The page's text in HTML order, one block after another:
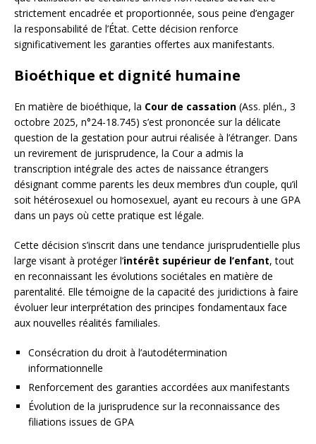
strictement encadrée et proportionnée, sous peine d’engager
la responsabilité de l’État. Cette décision renforce
significativement les garanties offertes aux manifestants.
Bioéthique et dignité humaine
En matière de bioéthique, la Cour de cassation (Ass. plén., 3
octobre 2025, n°24-18.745) s’est prononcée sur la délicate
question de la gestation pour autrui réalisée à l’étranger. Dans
un revirement de jurisprudence, la Cour a admis la
transcription intégrale des actes de naissance étrangers
désignant comme parents les deux membres d’un couple, qu’il
soit hétérosexuel ou homosexuel, ayant eu recours à une GPA
dans un pays où cette pratique est légale.
Cette décision s’inscrit dans une tendance jurisprudentielle plus
large visant à protéger l’intérêt supérieur de l’enfant, tout
en reconnaissant les évolutions sociétales en matière de
parentalité. Elle témoigne de la capacité des juridictions à faire
évoluer leur interprétation des principes fondamentaux face
aux nouvelles réalités familiales.
Consécration du droit à l’autodétermination
informationnelle
Renforcement des garanties accordées aux manifestants
Évolution de la jurisprudence sur la reconnaissance des
filiations issues de GPA